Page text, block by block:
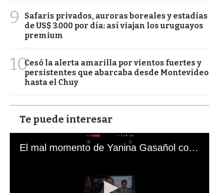
9
Safaris privados, auroras boreales y estadías
de US$ 3.000 por día: así viajan los uruguayos
premium
10Cesó la alerta amarilla por vientos fuertes y
persistentes que abarcaba desde Montevideo
hasta el Chuy
Te puede interesar
El mal momento de Yanina Gasañol con un hincha argentino en "Subrayado"